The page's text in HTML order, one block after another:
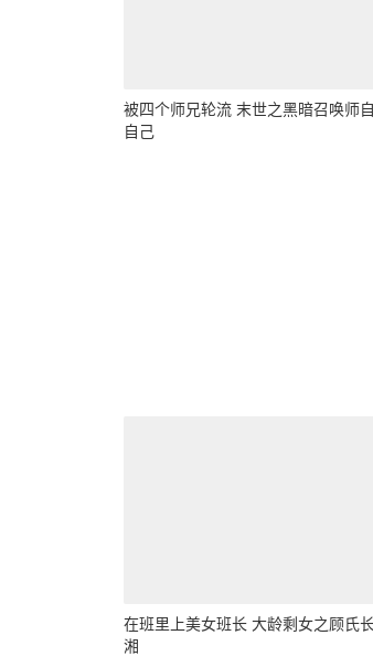
被四个师兄轮流 末世之黑暗召唤师
自己
在班里上美女班长 大龄剩女之顾氏
湘